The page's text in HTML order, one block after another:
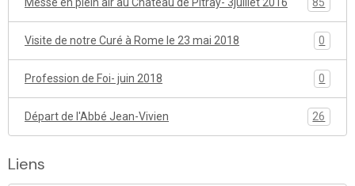
Visite de notre Curé à Rome le 23 mai 2018 0
Profession de Foi- juin 2018 0
Départ de l'Abbé Jean-Vivien 26
Liens